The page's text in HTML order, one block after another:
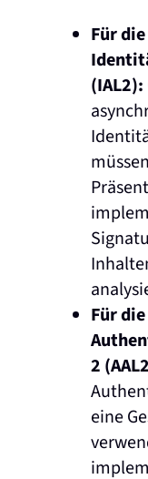
Für die
(IAL2):
Für die
2
eine